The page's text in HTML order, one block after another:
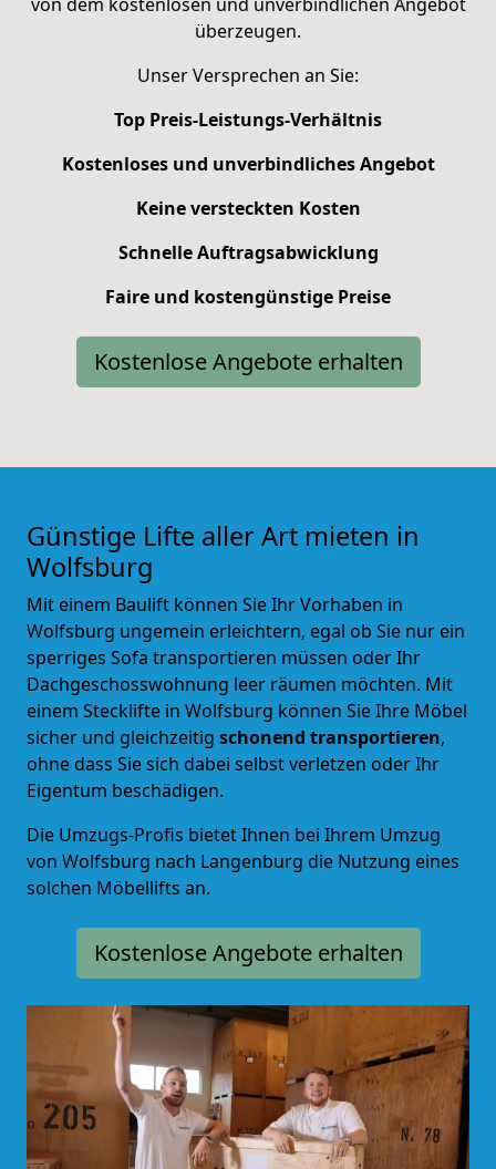
überzeugen.
Unser Versprechen an Sie:
Top Preis-Leistungs-Verhältnis
Kostenloses und unverbindliches Angebot
Keine versteckten Kosten
Schnelle Auftragsabwicklung
Faire und kostengünstige Preise
Kostenlose Angebote erhalten
Günstige Lifte aller Art mieten in
Wolfsburg
Mit einem Baulift können Sie Ihr Vorhaben in
Wolfsburg ungemein erleichtern, egal ob Sie nur ein
sperriges Sofa transportieren müssen oder Ihr
Dachgeschosswohnung leer räumen möchten. Mit
einem Stecklifte in Wolfsburg können Sie Ihre Möbel
sicher und gleichzeitig schonend transportieren,
ohne dass Sie sich dabei selbst verletzen oder Ihr
Eigentum beschädigen.
Die Umzugs-Profis bietet Ihnen bei Ihrem Umzug
von Wolfsburg nach Langenburg die Nutzung eines
solchen Möbellifts an.
Kostenlose Angebote erhalten